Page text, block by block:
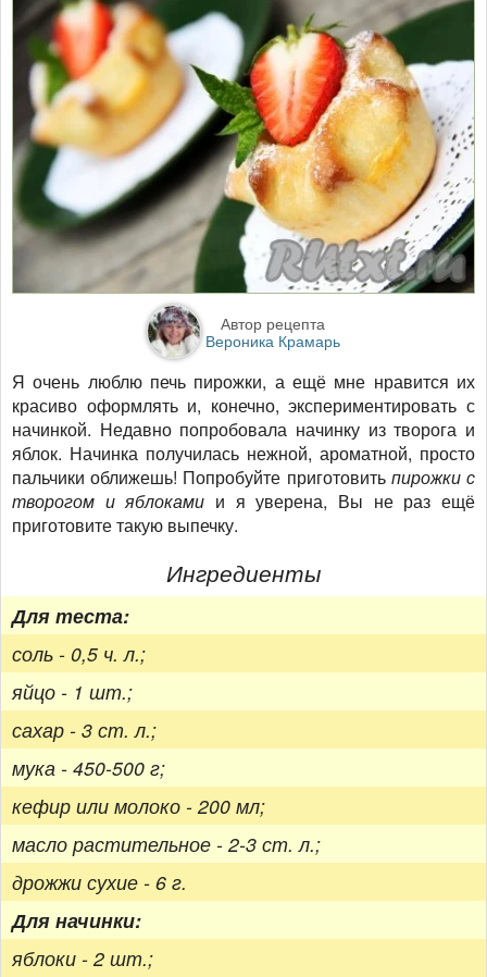
Автор рецепта
Вероника Крамарь
Я очень люблю печь пирожки, а ещё мне нравится их
красиво оформлять и, конечно, экспериментировать с
начинкой. Недавно попробовала начинку из творога и
яблок. Начинка получилась нежной, ароматной, просто
пальчики оближешь! Попробуйте приготовить пирожки с
творогом и яблоками и я уверена, Вы не раз ещё
приготовите такую выпечку.
Ингредиенты
Для теста:
соль - 0,5 ч. л.;
яйцо - 1 шт.;
сахар - 3 ст. л.;
мука - 450-500 г;
кефир или молоко - 200 мл;
масло растительное - 2-3 ст. л.;
дрожжи сухие - 6 г.
Для начинки:
яблоки - 2 шт.;